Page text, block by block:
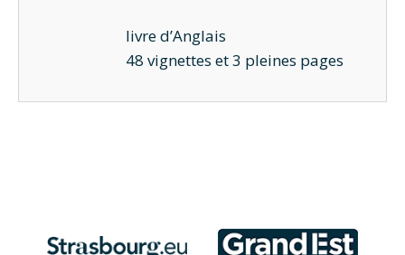
livre d’Anglais
48 vignettes et 3 pleines pages